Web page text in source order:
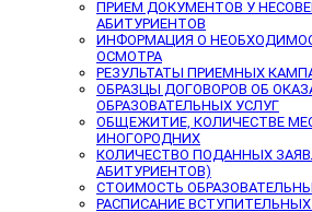
ПРИЕМ ДОКУМЕНТОВ У
АБИТУРИЕНТОВ
ИНФОРМАЦИЯ О
ОСМОТРА
РЕЗУЛЬТАТЫ ПРИЕМНЫХ
ОБРАЗЦЫ ДОГОВОРОВ ОБ
ОБРАЗОВАТЕЛЬНЫХ УСЛУГ
ОБЩЕЖИТИЕ, КОЛИЧЕСТВЕ
ИНОГОРОДНИХ
КОЛИЧЕСТВО ПОДАННЫХ
АБИТУРИЕНТОВ)
СТОИМОСТЬ
РАСПИСАНИЕ